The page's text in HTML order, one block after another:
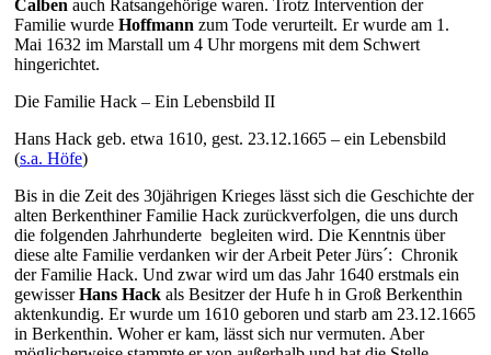
Calben auch Ratsangehörige waren. Trotz Intervention der
Familie wurde Hoffmann zum Tode verurteilt. Er wurde am 1.
Mai 1632 im Marstall um 4 Uhr morgens mit dem Schwert
hingerichtet.
Die Familie Hack – Ein Lebensbild II
Hans Hack geb. etwa 1610, gest. 23.12.1665 – ein Lebensbild
(s.a. Höfe)
Bis in die Zeit des 30jährigen Krieges lässt sich die Geschichte der
alten Berkenthiner Familie Hack zurückverfolgen, die uns durch
die folgenden Jahrhunderte begleiten wird. Die Kenntnis über
diese alte Familie verdanken wir der Arbeit Peter Jürs´: Chronik
der Familie Hack. Und zwar wird um das Jahr 1640 erstmals ein
gewisserHans Hack als Besitzer der Hufe h in Groß Berkenthin
aktenkundig. Er wurde um 1610 geboren und starb am 23.12.1665
in Berkenthin. Woher er kam, lässt sich nur vermuten. Aber